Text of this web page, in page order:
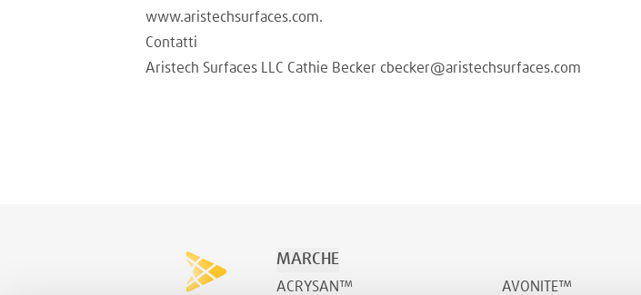
www.aristechsurfaces.com.
Contatti
Aristech Surfaces LLC Cathie Becker cbecker@aristechsurfaces.com
MARCHE
ACRYSAN™ AVONITE™